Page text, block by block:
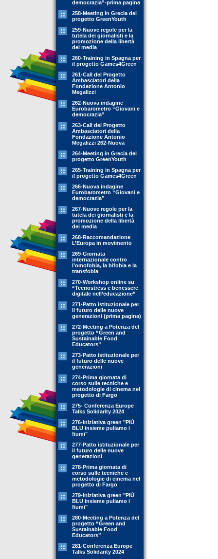
democrazia”-prima pagina
258-Meeting in Grecia del
progetto GreenYouth
259-Nuove regole per la
tutela dei giornalisti e la
promozione della libertà
dei media
260-Training in Spagna per
il progetto Games4Green
261-Call del Progetto
Ambasciatori della
Fondazione Antonio
Megalizzi
262-Nuova indagine
Eurobarometro “Giovani e
democrazia”
263-Call del Progetto
Ambasciatori della
Fondazione Antonio
Megalizzi 262-Nuova
264-Meeting in Grecia del
progetto GreenYouth
265-Training in Spagna per
il progetto Games4Green
266-Nuova indagine
Eurobarometro “Giovani e
democrazia”
267-Nuove regole per la
tutela dei giornalisti e la
promozione della libertà
dei media
268-Raccomandazione
L’Europa in movimento
269-Giornata
internazionale contro
l’omofobia, la bifobia e la
transfobia
270-Workshop online su
“Tecnostress e benessere
digitale nell’educazione”
271-Patto istituzionale per
il futuro delle nuove
generazioni (prima pagina)
272-Meeting a Potenza del
progetto “Green and
Sustainable Food
Educators”
273-Patto istituzionale per
il futuro delle nuove
generazioni
274-Prima giornata di
corso sulle tecniche e
metodologie di cinema nel
progetto di Fargo
275- Conferenza Europe
Talks Solidarity 2024
276-Iniziativa green "PIÙ
BLU insieme puliamo i
fiumi"
277-Patto istituzionale per
il futuro delle nuove
generazioni
278-Prima giornata di
corso sulle tecniche e
metodologie di cinema nel
progetto di Fargo
279-Iniziativa green "PIÙ
BLU insieme puliamo i
fiumi"
280-Meeting a Potenza del
progetto “Green and
Sustainable Food
Educators”
281-Conferenza Europe
Talks Solidarity 2024